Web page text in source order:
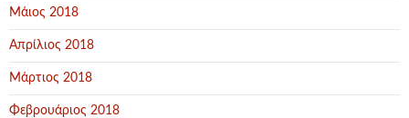
Μάιος 2018
Απρίλιος 2018
Μάρτιος 2018
Φεβρουάριος 2018